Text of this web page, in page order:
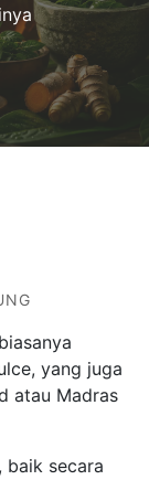
yang juga
atau Madras
baik secara